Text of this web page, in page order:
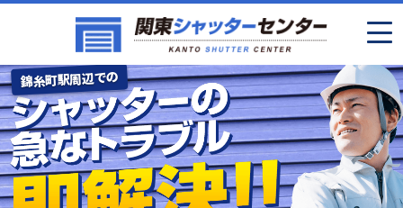
錦糸町駅周辺での